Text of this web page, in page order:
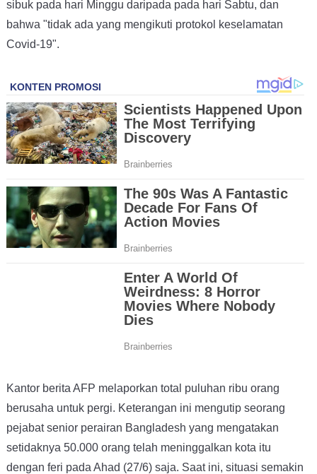
sibuk pada hari Minggu daripada pada hari Sabtu, dan
bahwa "tidak ada yang mengikuti protokol keselamatan
Covid-19".
Kantor berita AFP melaporkan total puluhan ribu orang
berusaha untuk pergi. Keterangan ini mengutip seorang
pejabat senior perairan Bangladesh yang mengatakan
setidaknya 50.000 orang telah meninggalkan kota itu
dengan feri pada Ahad (27/6) saja. Saat ini, situasi semakin